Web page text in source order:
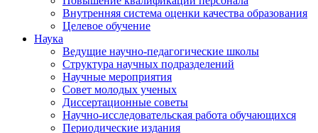
Внутренняя система оценки качества образования
Целевое обучение
Наука
Ведущие научно-педагогические школы
Структура научных подразделений
Научные мероприятия
Совет молодых ученых
Диссертационные советы
Научно-исследовательская работа обучающихся
Периодические издания